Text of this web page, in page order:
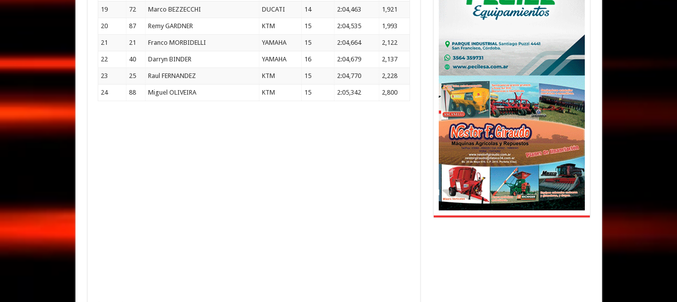
19 72 Marco BEZZECCHI DUCATI 14 2:04,463 1,921
20 87 Remy GARDNER KTM 15 2:04,535 1,993
21 21 Franco MORBIDELLI YAMAHA 15 2:04,664 2,122
22 40 Darryn BINDER YAMAHA 16 2:04,679 2,137
23 25 Raul FERNANDEZ KTM 15 2:04,770 2,228
24 88 Miguel OLIVEIRA KTM 15 2:05,342 2,800